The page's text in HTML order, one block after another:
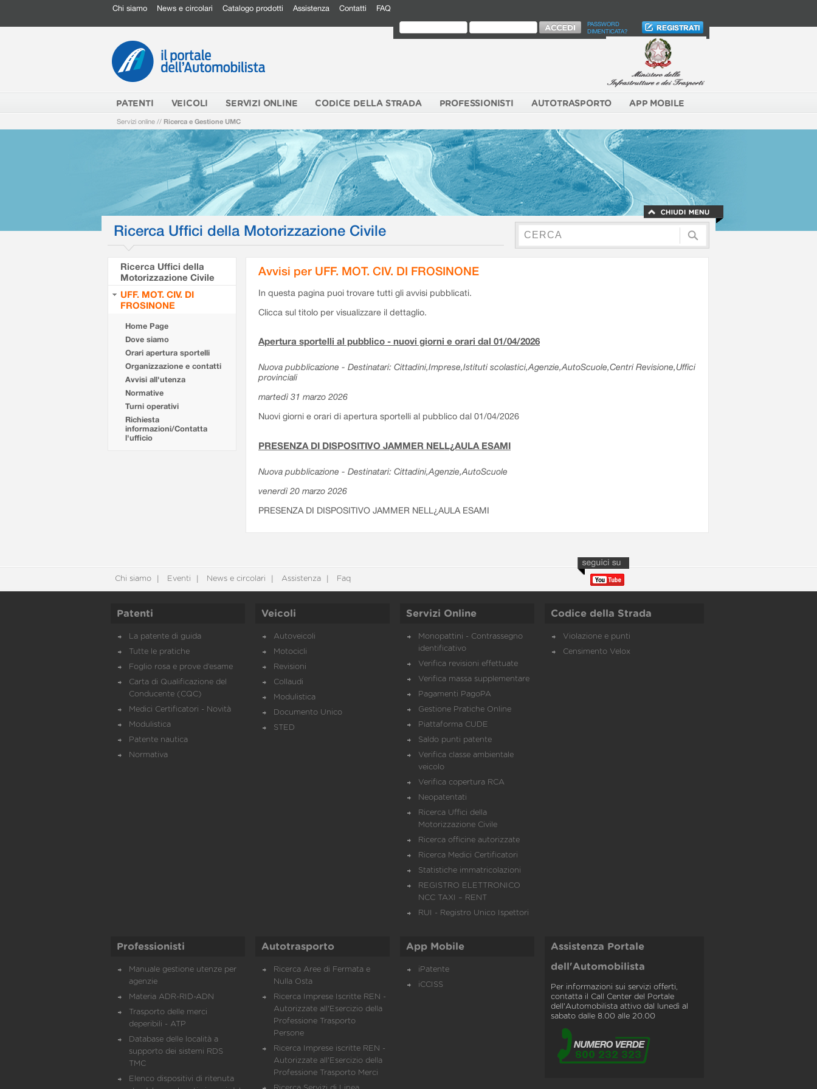
Chi siamo News e circolari Catalogo prodotti Assistenza Contatti FAQ
PASSWORD
DIMENTICATA?
PATENTI VEICOLI SERVIZI ONLINE CODICE DELLA STRADA PROFESSIONISTI AUTOTRASPORTO APP MOBILE
Servizi online // Ricerca e Gestione UMC
Ricerca Uffici della Motorizzazione Civile
Ricerca Uffici della
Motorizzazione Civile
UFF. MOT. CIV. DI
FROSINONE
Home Page
Dove siamo
Orari apertura sportelli
Organizzazione e contatti
Avvisi all'utenza
Normative
Turni operativi
Richiesta
informazioni/Contatta
l'ufficio
Avvisi per UFF. MOT. CIV. DI FROSINONE
In questa pagina puoi trovare tutti gli avvisi pubblicati.
Clicca sul titolo per visualizzare il dettaglio.
Apertura sportelli al pubblico - nuovi giorni e orari dal 01/04/2026
Nuova pubblicazione - Destinatari: Cittadini,Imprese,Istituti scolastici,Agenzie,AutoScuole,Centri Revisione,Uffici
provinciali
martedì 31 marzo 2026
Nuovi giorni e orari di apertura sportelli al pubblico dal 01/04/2026
PRESENZA DI DISPOSITIVO JAMMER NELL¿AULA ESAMI
Nuova pubblicazione - Destinatari: Cittadini,Agenzie,AutoScuole
venerdì 20 marzo 2026
PRESENZA DI DISPOSITIVO JAMMER NELL¿AULA ESAMI
Chi siamo Eventi News e circolari Assistenza Faq
Patenti
La patente di guida
Tutte le pratiche
Foglio rosa e prove d’esame
Carta di Qualificazione del
Conducente (CQC)
Medici Certificatori - Novità
Modulistica
Patente nautica
Normativa
Veicoli
Autoveicoli
Motocicli
Revisioni
Collaudi
Modulistica
Documento Unico
STED
Servizi Online
Monopattini - Contrassegno
identificativo
Verifica revisioni effettuate
Verifica massa supplementare
Pagamenti PagoPA
Gestione Pratiche Online
Piattaforma CUDE
Saldo punti patente
Verifica classe ambientale
veicolo
Verifica copertura RCA
Neopatentati
Ricerca Uffici della
Motorizzazione Civile
Ricerca officine autorizzate
Ricerca Medici Certificatori
Statistiche immatricolazioni
REGISTRO ELETTRONICO
NCC TAXI – RENT
RUI - Registro Unico Ispettori
Codice della Strada
Violazione e punti
Censimento Velox
Professionisti
Manuale gestione utenze per
agenzie
Materia ADR-RID-ADN
Trasporto delle merci
deperibili - ATP
Database delle località a
supporto dei sistemi RDS
TMC
Elenco dispositivi di ritenuta
Autotrasporto
Ricerca Aree di Fermata e
Nulla Osta
Ricerca Imprese Iscritte REN -
Autorizzate all'Esercizio della
Professione Trasporto
Persone
Ricerca Imprese iscritte REN -
Autorizzate all'Esercizio della
Professione Trasporto Merci
App Mobile
iPatente
iCCISS
Assistenza Portale
dell'Automobilista
Per informazioni sui servizi offerti,
contatta il Call Center del Portale
dell'Automobilista attivo dal lunedì al
sabato dalle 8.00 alle 20.00